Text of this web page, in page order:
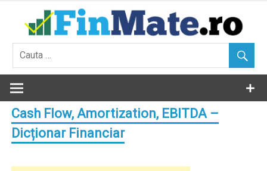
content
Cash Flow, Amortization, EBITDA –
Dicționar Financiar